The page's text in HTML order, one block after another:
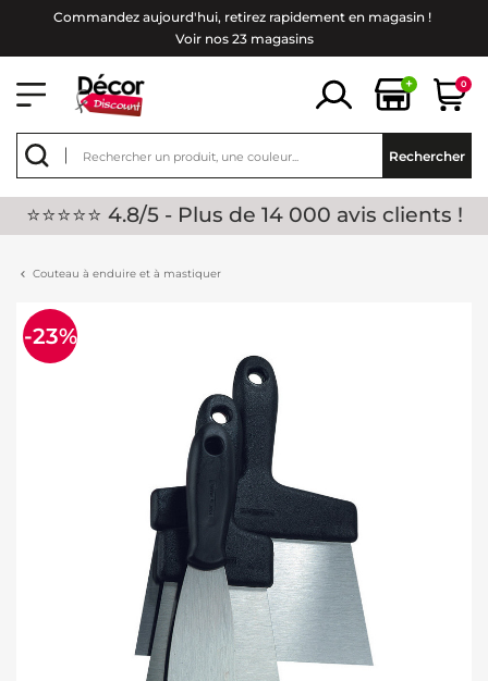
Commandez aujourd'hui, retirez rapidement en magasin !
Voir nos 23 magasins
+ 0
Rechercher
⭐⭐⭐⭐⭐ 4.8/5 - Plus de 14 000 avis clients !
Couteau à enduire et à mastiquer
-23%